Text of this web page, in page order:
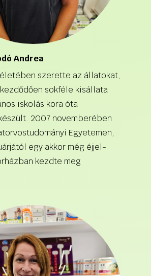
Andrea
szerette az állatokat,
sokféle kisállata
iskolás kora óta
2007 novemberében
Egyetemen,
egy akkor még éjjel-
kezdte meg